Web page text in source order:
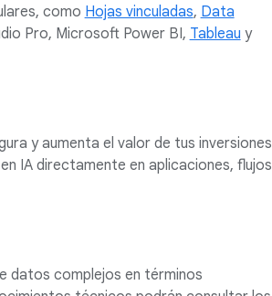
como Hojas vinculadas, Data
Pro, Microsoft Power BI, Tableau y
y aumenta el valor de tus inversiones
IA directamente en aplicaciones, flujos
datos complejos en términos